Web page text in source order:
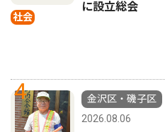
社会
に設立総会
4
金沢区・磯子区
2026.08.06